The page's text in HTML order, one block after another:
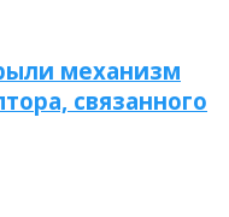
механизм
связанного